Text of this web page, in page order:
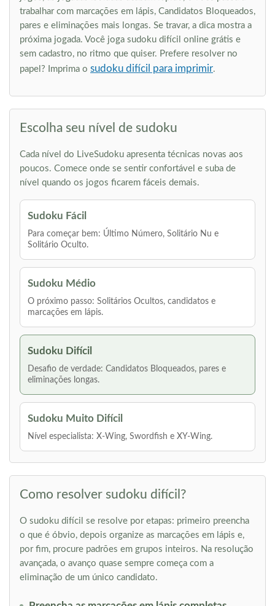
trabalhar com marcações em lápis, Candidatos Bloqueados,
pares e eliminações mais longas. Se travar, a dica mostra a
próxima jogada. Você joga sudoku difícil online grátis e
sem cadastro, no ritmo que quiser. Prefere resolver no
papel? Imprima o sudoku difícil para imprimir.
Escolha seu nível de sudoku
Cada nível do LiveSudoku apresenta técnicas novas aos
poucos. Comece onde se sentir confortável e suba de
nível quando os jogos ficarem fáceis demais.
Sudoku Fácil
Para começar bem: Último Número, Solitário Nu e
Solitário Oculto.
Sudoku Médio
O próximo passo: Solitários Ocultos, candidatos e
marcações em lápis.
Sudoku Difícil
Desafio de verdade: Candidatos Bloqueados, pares e
eliminações longas.
Sudoku Muito Difícil
Nível especialista: X-Wing, Swordfish e XY-Wing.
Como resolver sudoku difícil?
O sudoku difícil se resolve por etapas: primeiro preencha
o que é óbvio, depois organize as marcações em lápis e,
por fim, procure padrões em grupos inteiros. Na resolução
avançada, o avanço quase sempre começa com a
eliminação de um único candidato.